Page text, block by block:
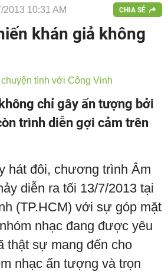
10:31 AM CHIA SẺ
khán giả không
tình với Công Vinh
chỉ gây ấn tượng bởi
trình diễn gợi cảm trên
hát đôi, chương trình Âm
diễn ra tối 13/7/2013 tại
(TP.HCM) với sự góp mặt
nhạc đang được yêu
thật sự mang đến cho
nhạc ấn tượng và trọn